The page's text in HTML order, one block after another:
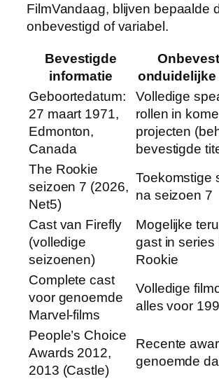
FilmVandaag, blijven bepaalde
onbevestigd of variabel.
Bevestigde
informatie
onduidelijke
Geboortedatum:
27 maart 1971,
Edmonton,
Canada
Volledige
rollen in
projecten
bevestigde
The Rookie
seizoen 7 (2026,
Net5)
Toekomstige
na seizoen 7
Cast van Firefly
(volledige
seizoenen)
Mogelijke
gast in series
Rookie
Complete cast
voor genoemde
Marvel-films
Volledige
alles voor
People’s Choice
Awards 2012,
2013 (Castle)
Recente
genoemde